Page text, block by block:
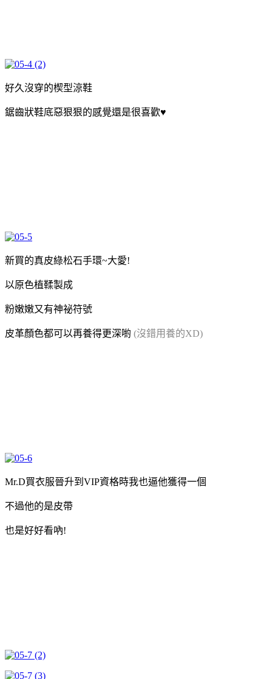
好久沒穿的楔型涼鞋
鋸齒狀鞋底惡狠狠的感覺還是很喜歡♥
新買的真皮綠松石手環~大愛!
以原色植鞣製成
粉嫩嫩又有神祕符號
皮革顏色都可以再養得更深喲 (沒錯用養的XD)
Mr.D買衣服晉升到VIP資格時我也逼他獲得一個
不過他的是皮帶
也是好好看吶!